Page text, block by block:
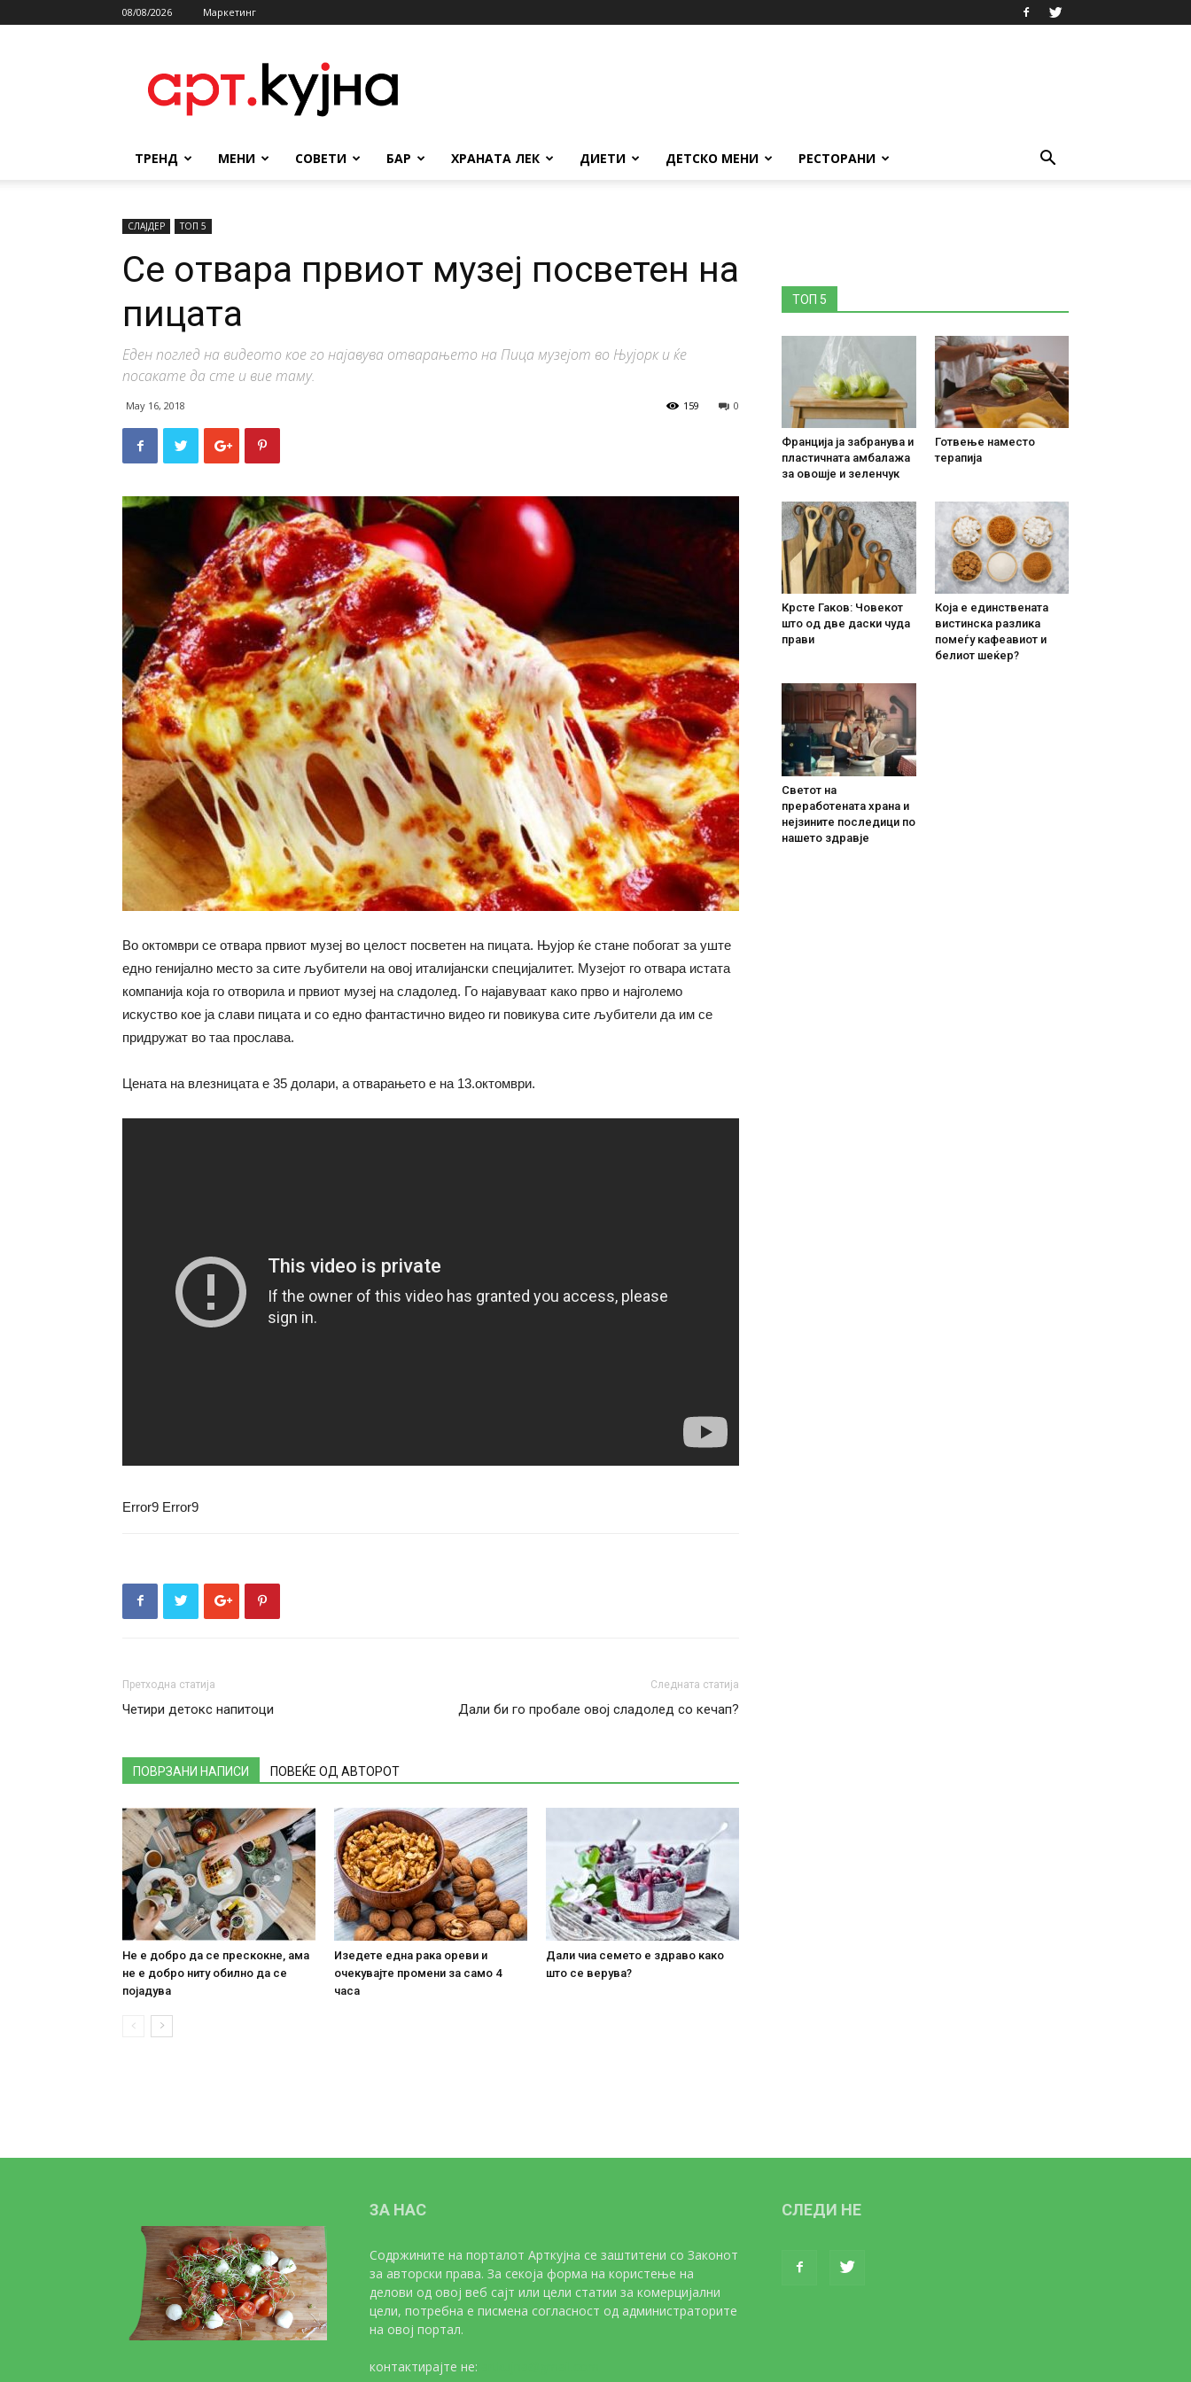
08/08/2026 Маркетинг
ТРЕНД МЕНИ СОВЕТИ БАР ХРАНАТА ЛЕК ДИЕТИ ДЕТСКО МЕНИ РЕСТОРАНИ
СЛАЈДЕР ТОП 5
Се отвара првиот музеј посветен на
пицата
Еден поглед на видеото кое го најавува отварањето на Пица музејот во Њујорк и ќе
посакате да сте и вие таму.
May 16, 2018 0
159
Во октомври се отвара првиот музеј во целост посветен на пицата. Њујор ќе стане побогат за уште
едно генијално место за сите љубители на овој италијански специјалитет. Музејот го отвара истата
компанија која го отворила и првиот музеј на сладолед. Го најавуваат како прво и најголемо
искуство кое ја слави пицата и со едно фантастично видео ги повикува сите љубители да им се
придружат во таа прослава.
Цената на влезницата е 35 долари, а отварањето е на 13.октомври.
Error9 Error9
Претходна статија
Четири детокс напитоци
Следната статија
Дали би го пробале овој сладолед со кечап?
ПОВРЗАНИ НАПИСИ ПОВЕЌЕ ОД АВТОРОТ
Не е добро да се прескокне, ама
не е добро ниту обилно да се
појадува
Изедете една рака ореви и
очекувајте промени за само 4
часа
Дали чиа семето е здраво како
што се верува?
ТОП 5
Франција ја забранува и
пластичната амбалажа
за овошје и зеленчук
Готвење наместо
терапија
Крсте Гаков: Човекот
што од две даски чуда
прави
Која е единствената
вистинска разлика
помеѓу кафеавиот и
белиот шеќер?
Светот на
преработената храна и
нејзините последици по
нашето здравје
ЗА НАС
Содржините на порталот Арткујна се заштитени со Законот
за авторски права. За секоја форма на користење на
делови од овој веб сајт или цели статии за комерцијални
цели, потребна е писмена согласност од администраторите
на овој портал.
контактирајте не:
СЛЕДИ НЕ